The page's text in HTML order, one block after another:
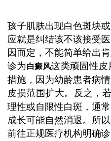
孩子肌肤出现白色斑块
应就是纠结该不该接受
因而定，不能简单给出
诊为白癜风这类顽固性
措施，因为幼龄患者病
皮损范围扩大。反之，
理性或自限性白斑，通
成长可能自然消退。所
前往正规医疗机构明确